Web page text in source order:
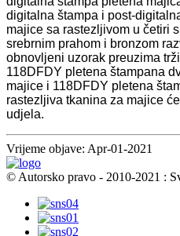
digitalna štampa i post-
majice sa rastezljivom u četiri
srebrnim prahom i bronzom
obnovljeni uzorak preuzima
118DFDY pletena štampana
majice i 118DFDY pletena
rastezljiva tkanina za majice
udjela.
Vrijeme objave: Apr-01-2021
© Autorsko pravo - 2010-2021 :